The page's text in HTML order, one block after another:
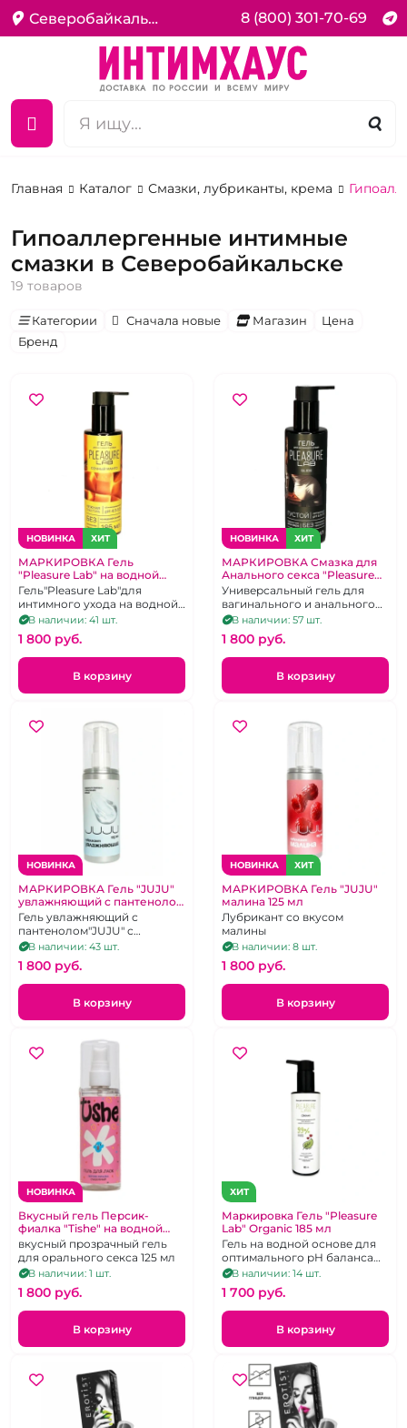
Северобайкальск 8 (800) 301-70-69
Главная Каталог Смазки, лубриканты, крема
Гипоаллергенные интимные
смазки в Северобайкальске
19 товаров
Категории Сначала новые Магазин
Цена
Бренд
НОВИНКА ХИТ
МАРКИРОВКА Гель
"Pleasure Lab" на водной
основе сочный манго 185 мл
Гель"Pleasure Lab"для
интимного ухода на водной
основе сочный манго.
В наличии: 41 шт.
1 800 pуб.
В корзину
НОВИНКА ХИТ
МАРКИРОВКА Смазка для
Анального секса "Pleasure
Lab" с Алоэ Вера на водной
основе густой с алоэ вера
Универсальный гель для
вагинального и анального
секса густой с алое вера, 185
мл
В наличии: 57 шт.
1 800 pуб.
В корзину
НОВИНКА
МАРКИРОВКА Гель "JUJU"
увлажняющий с пантенолом
125 мл
Гель увлажняющий с
пантенолом"JUJU" с
гиалуронат натрием
В наличии: 43 шт.
1 800 pуб.
В корзину
НОВИНКА ХИТ
МАРКИРОВКА Гель "JUJU"
малина 125 мл
Лубрикант со вкусом
малины
В наличии: 8 шт.
1 800 pуб.
В корзину
НОВИНКА
Вкусный гель Персик-
фиалка "Tishe" на водной
основе съедобный, 125 мл
вкусный прозрачный гель
для орального секса 125 мл
В наличии: 1 шт.
1 800 pуб.
В корзину
ХИТ
Маркировка Гель "Pleasure
Lab" Organic 185 мл
Гель на водной основе для
оптимального pH баланса
185 мл
В наличии: 14 шт.
1 700 pуб.
В корзину